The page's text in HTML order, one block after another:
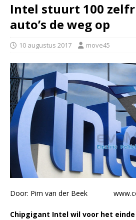
Intel stuurt 100
auto’s de weg op
10 augustus 2017 move45
Door: Pim van der Beek
Chipgigant Intel wil voor het einde